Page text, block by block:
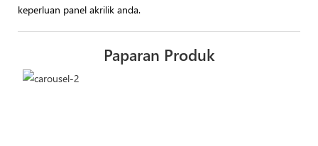
keperluan panel akrilik anda.
Paparan Produk